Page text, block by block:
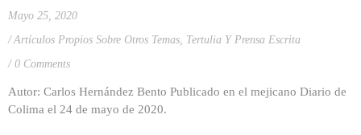
Mayo 25, 2020
Artículos Propios Sobre Otros Temas, Tertulia Y Prensa Escrita
0 Comments
Autor: Carlos Hernández Bento Publicado en el mejicano Diario de
Colima el 24 de mayo de 2020.